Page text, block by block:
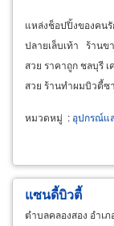
แหล่งช็อปปิ้งของคนรั
ปลายเล็บเท้า ร้านข
สวย ราคาถูก ชลบุรี
สวย ร้านทำผมบิวตี้ซ
หมวดหมู่ : อุปกรณ์แล
แซนดี้บิวตี้
ตำบลคลองสอง อำเ